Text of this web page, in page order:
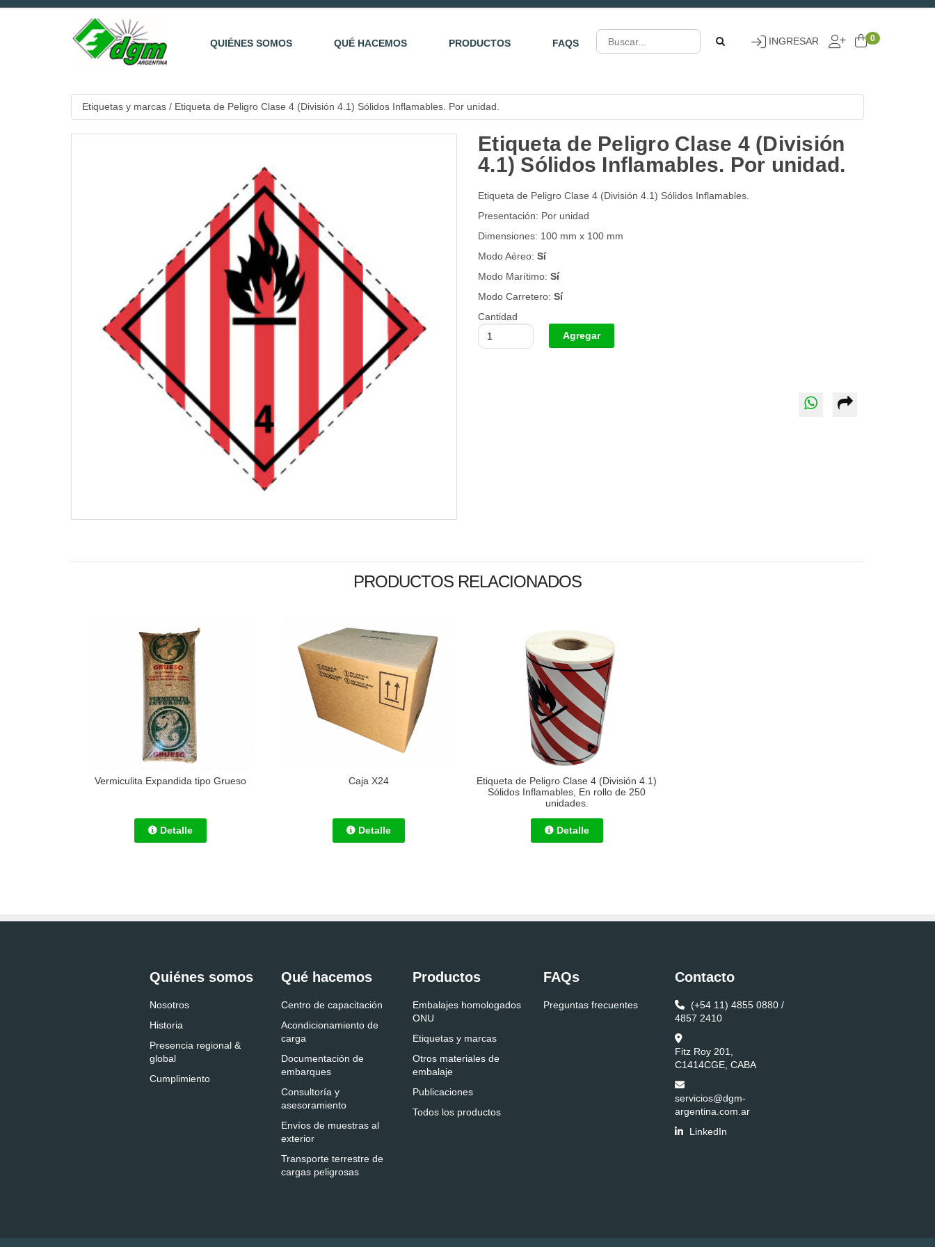
INGRESAR 0
PRODUCTOS
QUIÉNES SOMOS QUÉ HACEMOS FAQS
Etiquetas y marcas / Etiqueta de Peligro Clase 4 (División 4.1) Sólidos Inflamables. Por unidad.
Etiqueta de Peligro Clase 4 (División
4.1) Sólidos Inflamables. Por unidad.
Etiqueta de Peligro Clase 4 (División 4.1) Sólidos Inflamables.
Presentación: Por unidad
Dimensiones: 100 mm x 100 mm
Modo Aéreo: Sí
Modo Marítimo: Sí
Modo Carretero: Sí
Cantidad
PRODUCTOS RELACIONADOS
Vermiculita Expandida tipo Grueso
Detalle
Caja X24
Detalle
Etiqueta de Peligro Clase 4 (División 4.1)
Sólidos Inflamables, En rollo de 250
unidades.
Detalle
Quiénes somos
Nosotros
Historia
Presencia regional &
global
Cumplimiento
Qué hacemos
Centro de capacitación
Acondicionamiento de
carga
Documentación de
embarques
Consultoría y
asesoramiento
Envíos de muestras al
exterior
Transporte terrestre de
cargas peligrosas
Productos
Embalajes homologados
ONU
Etiquetas y marcas
Otros materiales de
embalaje
Publicaciones
Todos los productos
FAQs
Preguntas frecuentes
Contacto
(+54 11) 4855 0880 /
4857 2410
Fitz Roy 201,
C1414CGE, CABA
servicios@dgm-
argentina.com.ar
LinkedIn